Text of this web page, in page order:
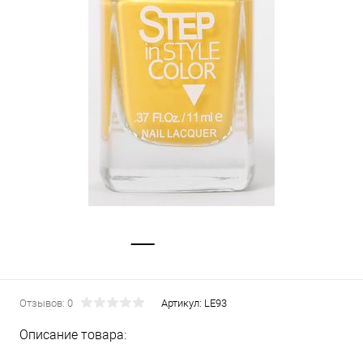
Отзывов: 0 Артикул: LE93
Описание товара: